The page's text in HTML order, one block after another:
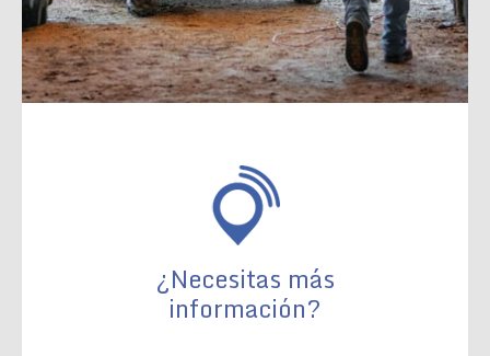
¿Necesitas más
información?